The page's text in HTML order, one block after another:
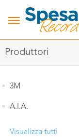
Produttori
3M
A.I.A.
Visualizza tutti